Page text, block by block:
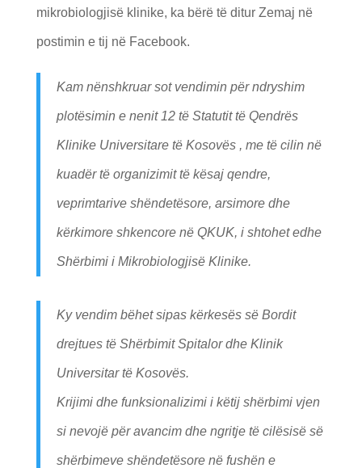
mikrobiologjisë klinike, ka bërë të ditur Zemaj në
postimin e tij në Facebook.
Kam nënshkruar sot vendimin për ndryshim
plotësimin e nenit 12 të Statutit të Qendrës
Klinike Universitare të Kosovës , me të cilin në
kuadër të organizimit të kësaj qendre,
veprimtarive shëndetësore, arsimore dhe
kërkimore shkencore në QKUK, i shtohet edhe
Shërbimi i Mikrobiologjisë Klinike.
Ky vendim bëhet sipas kërkesës së Bordit
drejtues të Shërbimit Spitalor dhe Klinik
Universitar të Kosovës.
Krijimi dhe funksionalizimi i këtij shërbimi vjen
si nevojë për avancim dhe ngritje të cilësisë së
shërbimeve shëndetësore në fushën e